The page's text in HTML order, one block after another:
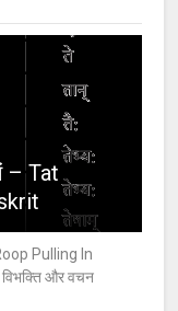
– Tat
Pulling In
और वचन